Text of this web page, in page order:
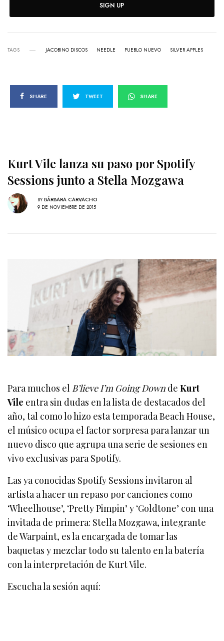
SIGN UP
TAGS JACOBINO DISCOS NEEDLE PUEBLO NUEVO SILVER APPLES
SHARE TWEET SHARE
Kurt Vile lanza su paso por Spotify
Sessions junto a Stella Mozgawa
BY BÁRBARA CARVACHO
9 DE NOVIEMBRE DE 2015
Para muchos el B’lieve I’m Going Down deKurt
Vile entra sin dudas en la lista de destacados del
año, tal como lo hizo esta temporada Beach House,
el músico ocupa el factor sorpresa para lanzar un
nuevo disco que agrupa una serie de sesiones en
vivo exclusivas para Spotify.
Las ya conocidas Spotify Sessions invitaron al
artista a hacer un repaso por canciones como
‘Wheelhouse’, ‘Pretty Pimpin’ y ‘Goldtone’ con una
invitada de primera: Stella Mozgawa, integrante
de Warpaint, es la encargada de tomar las
baquetas y mezclar todo su talento en la batería
con la interpretación de Kurt Vile.
Escucha la sesión aquí: